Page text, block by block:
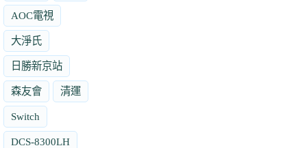
AOC電視
大淨氏
日勝新京站
森友會 清運
Switch
DCS-8300LH